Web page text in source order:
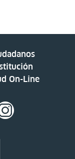
On-Line